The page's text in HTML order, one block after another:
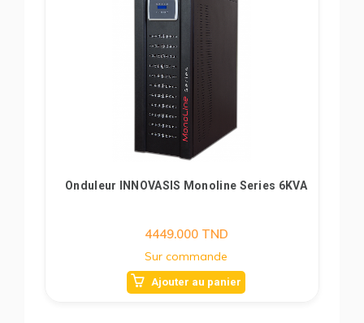
Onduleur INNOVASIS Monoline Series 6KVA
4449.000TND
Sur commande
Ajouter au panier